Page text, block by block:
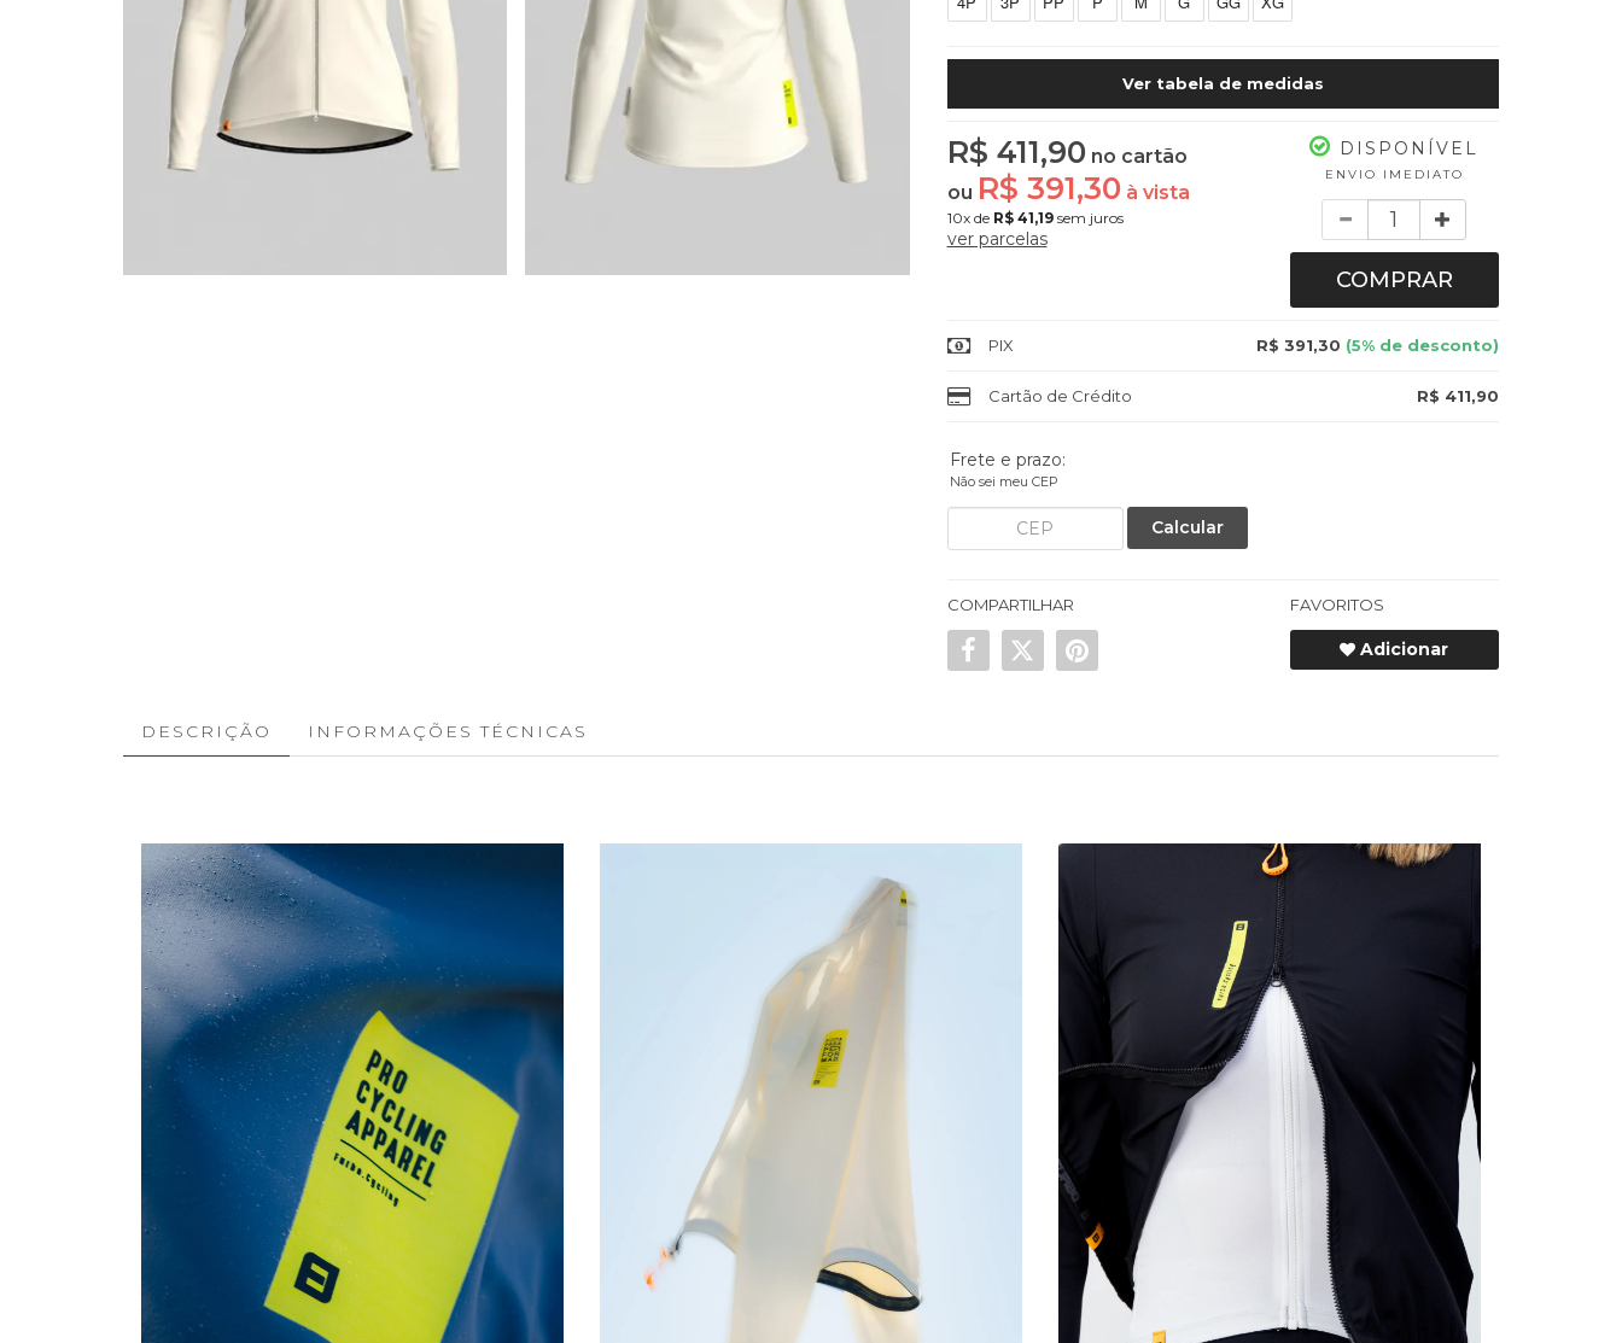
Ver tabela de medidas
R$ 411,90 no cartão
ou R$ 391,30 à vista
10xde R$ 41,19sem juros
ver parcelas
DISPONÍVEL
ENVIO IMEDIATO
Quantidade
COMPRAR
PIX R$ 391,30 (5% de desconto)
Cartão de Crédito R$ 411,90
Frete e prazo:
Não sei meu CEP
Calcular
COMPARTILHAR FAVORITOS
Adicionar
DESCRIÇÃO INFORMAÇÕES TÉCNICAS